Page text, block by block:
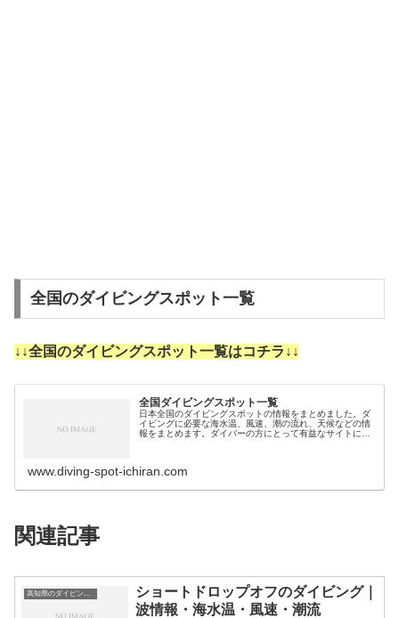
全国のダイビングスポット一覧
↓↓全国のダイビングスポット一覧はコチラ↓↓
全国ダイビングスポット一覧
日本全国のダイビングスポットの情報をまとめました。ダ
イビングに必要な海水温、風速、潮の流れ、天候などの情
報をまとめます。ダイバーの方にとって有益なサイトにな
www.diving-spot-ichiran.com
関連記事
ショートドロップオフのダイビング｜
波情報・海水温・風速・潮流